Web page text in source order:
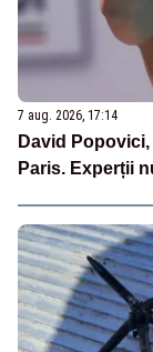
7 aug. 2026, 17:14
David
Paris. Experții